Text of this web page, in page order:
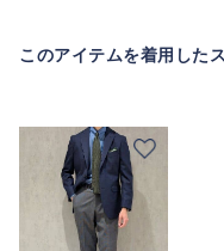
このアイテムを着用した